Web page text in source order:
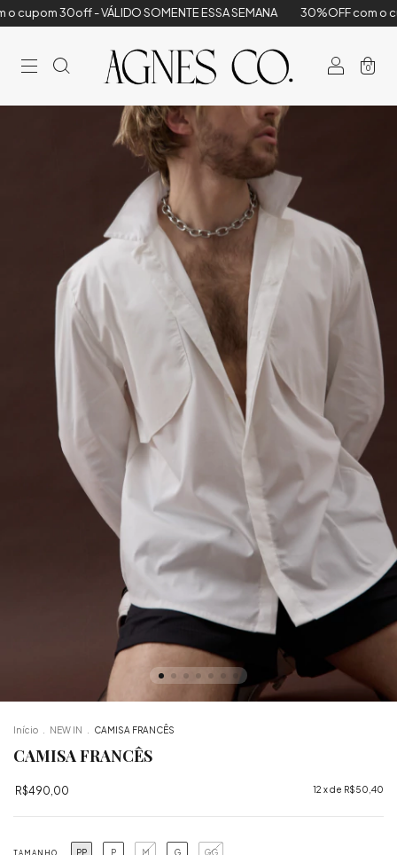
- VÁLIDO SOMENTE ESSA SEMANA 30%OFF com o cupom 30off
0
Início NEW IN CAMISA FRANCÊS
CAMISA FRANCÊS
R$490,00 12 x de R$50,40
PP P M G GG